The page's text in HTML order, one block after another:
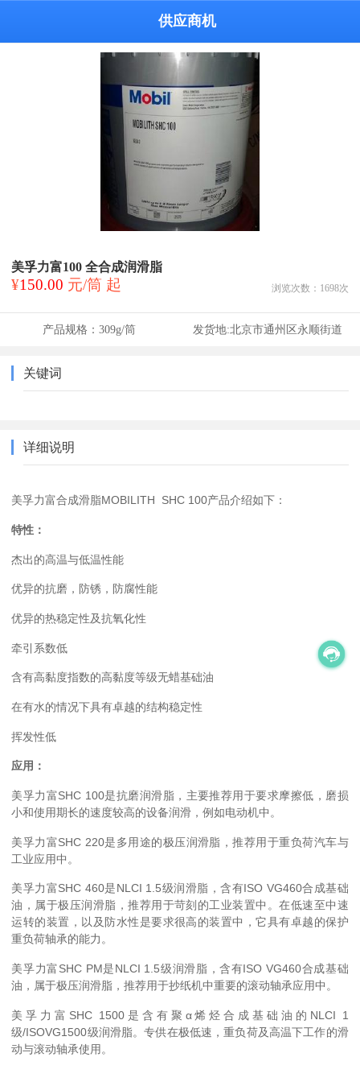
供应商机
美孚力富100 全合成润滑脂
¥150.00 元/筒 起 浏览次数： 1698次
产品规格： 309g/筒 发货地:北京市通州区永顺街道
关键词
详细说明
美孚力富合成滑脂MOBILITH SHC 100产品介绍如下：
特性：
杰出的高温与低温性能
优异的抗磨，防锈，防腐性能
优异的热稳定性及抗氧化性
牵引系数低
含有高黏度指数的高黏度等级无蜡基础油
在有水的情况下具有卓越的结构稳定性
挥发性低
应用：
美孚力富SHC 100是抗磨润滑脂，主要推荐用于要求摩擦低，磨损
小和使用期长的速度较高的设备润滑，例如电动机中。
美孚力富SHC 220是多用途的极压润滑脂，推荐用于重负荷汽车与
工业应用中。
美孚力富SHC 460是NLCI 1.5级润滑脂，含有ISO VG460合成基础
油，属于极压润滑脂，推荐用于苛刻的工业装置中。在低速至中速
运转的装置，以及防水性是要求很高的装置中，它具有卓越的保护
重负荷轴承的能力。
美孚力富SHC PM是NLCI 1.5级润滑脂，含有ISO VG460合成基础
油，属于极压润滑脂，推荐用于抄纸机中重要的滚动轴承应用中。
美孚力富SHC 1500是含有聚α烯烃合成基础油的NLCI 1
级/ISOVG1500级润滑脂。专供在极低速，重负荷及高温下工作的滑
动与滚动轴承使用。